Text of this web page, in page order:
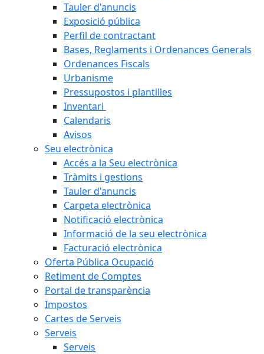
Tauler d'anuncis
Exposició pública
Perfil de contractant
Bases, Reglaments i Ordenances Generals
Ordenances Fiscals
Urbanisme
Pressupostos i plantilles
Inventari
Calendaris
Avisos
Seu electrònica
Accés a la Seu electrònica
Tràmits i gestions
Tauler d'anuncis
Carpeta electrònica
Notificació electrònica
Informació de la seu electrònica
Facturació electrònica
Oferta Pública Ocupació
Retiment de Comptes
Portal de transparència
Impostos
Cartes de Serveis
Serveis
Serveis